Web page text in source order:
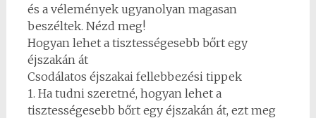
és a vélemények ugyanolyan magasan
beszéltek. Nézd meg!
Hogyan lehet a tisztességesebb bőrt egy
éjszakán át
Csodálatos éjszakai fellebbezési tippek
1. Ha tudni szeretné, hogyan lehet a
tisztességesebb bőrt egy éjszakán át, ezt meg